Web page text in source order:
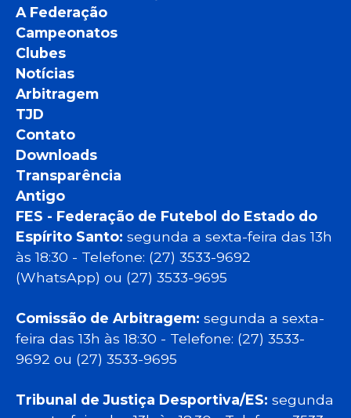
A Federação
Campeonatos
Clubes
Notícias
Arbitragem
TJD
Contato
Downloads
Transparência
Antigo
FES - Federação de Futebol do Estado do
Espírito Santo: segunda a sexta-feira das 13h
às 18:30 - Telefone: (27) 3533-9692
(WhatsApp) ou (27) 3533-9695
Comissão de Arbitragem: segunda a sexta-
feira das 13h às 18:30 - Telefone: (27) 3533-
9692 ou (27) 3533-9695
Tribunal de Justiça Desportiva/ES: segunda